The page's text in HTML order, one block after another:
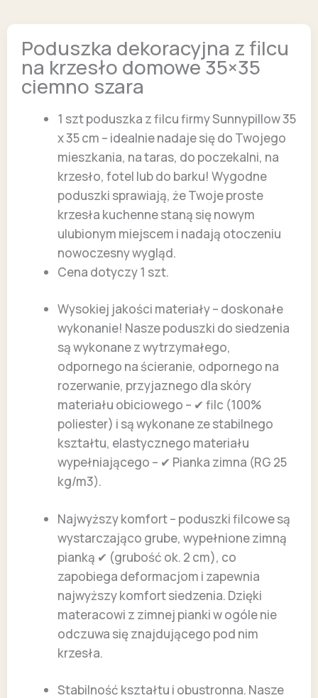
Poduszka dekoracyjna z filcu
na krzesło domowe 35×35
ciemno szara
1 szt poduszka z filcu firmy Sunnypillow 35
x 35 cm – idealnie nadaje się do Twojego
mieszkania, na taras, do poczekalni, na
krzesło, fotel lub do barku! Wygodne
poduszki sprawiają, że Twoje proste
krzesła kuchenne staną się nowym
ulubionym miejscem i nadają otoczeniu
nowoczesny wygląd.
Cena dotyczy 1 szt.
Wysokiej jakości materiały – doskonałe
wykonanie! Nasze poduszki do siedzenia
są wykonane z wytrzymałego,
odpornego na ścieranie, odpornego na
rozerwanie, przyjaznego dla skóry
materiału obiciowego – ✔ filc (100%
poliester) i są wykonane ze stabilnego
kształtu, elastycznego materiału
wypełniającego – ✔ Pianka zimna (RG 25
kg/m3).
Najwyższy komfort – poduszki filcowe są
wystarczająco grube, wypełnione zimną
pianką ✔ (grubość ok. 2 cm), co
zapobiega deformacjom i zapewnia
najwyższy komfort siedzenia. Dzięki
materacowi z zimnej pianki w ogóle nie
odczuwa się znajdującego pod nim
krzesła.
Stabilność kształtu i obustronna. Nasze